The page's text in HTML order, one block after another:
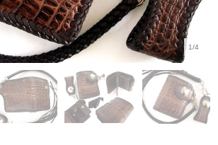
1/4